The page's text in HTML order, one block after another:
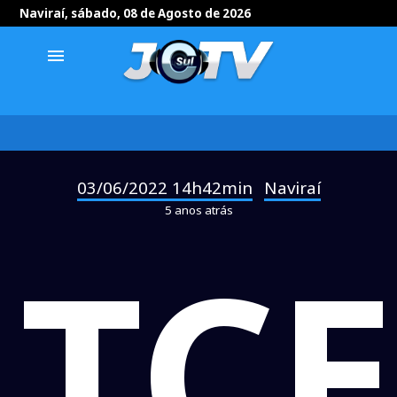
Naviraí, sábado, 08 de Agosto de 2026
menu
03/06/2022 14h42min Naviraí
5 anos atrás